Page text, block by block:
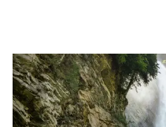
Technische Dokumente jetzt
Ressourcensparende und
UWLA-Label